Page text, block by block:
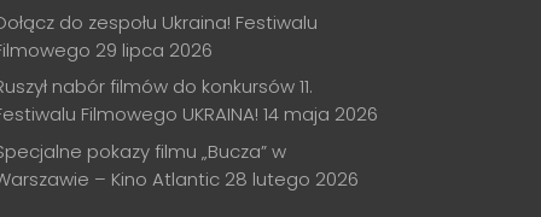
do zespołu Ukraina! Festiwalu
29 lipca 2026
nabór filmów do konkursów 11.
Filmowego UKRAINA! 14 maja 2026
pokazy filmu „Bucza” w
– Kino Atlantic 28 lutego 2026